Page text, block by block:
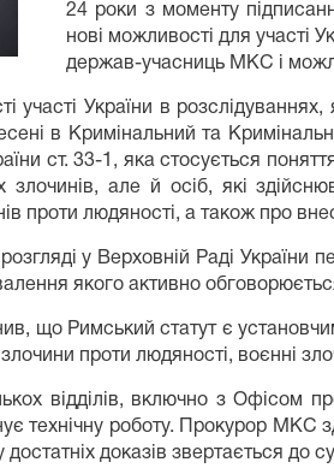
24 роки з моменту
нові можливості для участі
держав-учасниць МКС і
участі України в
в Кримінальний та
ст. 33-1, яка стосується
злочинів, але й осіб, які
проти людяності, а також про
у Верховній Раді України
якого активно
що Римський статут є
проти людяності, воєнні
відділів, включно з Офісом
технічну роботу. Прокурор МКС
доказів звертається до